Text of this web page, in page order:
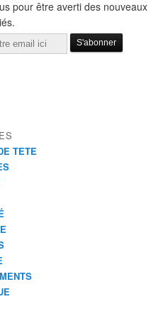
pour être averti des nouveaux
TETE